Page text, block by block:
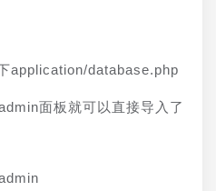
application/database.php
面板就可以直接导入了